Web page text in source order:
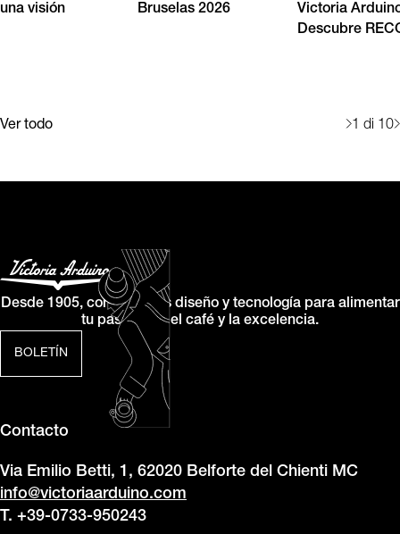
Ver todo 1 di 10
una visión
Bruselas 2026
Victoria
Descubre
BOLETÍN
Desde 1905, combinamos diseño y tecnología para alimentar
tu pasión por el café y la excelencia.
Contacto
Via Emilio Betti, 1, 62020 Belforte del Chienti MC
info@victoriaarduino.com
T. +39-0733-950243